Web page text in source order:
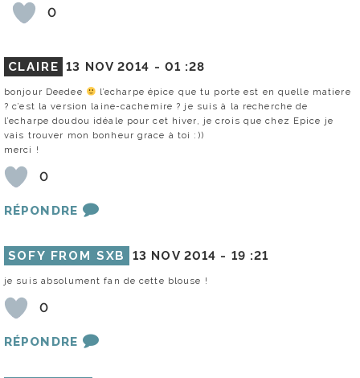
0
CLAIRE 13 NOV 2014 - 01 :28
bonjour Deedee
l’echarpe épice que tu porte est en quelle matiere
? c’est la version laine-cachemire ? je suis à la recherche de
l’echarpe doudou idéale pour cet hiver, je crois que chez Epice je
vais trouver mon bonheur grace à toi :))
merci !
0
RÉPONDRE
SOFY FROM SXB 13 NOV 2014 - 19 :21
je suis absolument fan de cette blouse !
0
RÉPONDRE